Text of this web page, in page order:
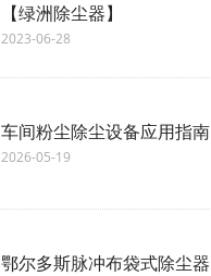
【绿洲除尘器】
2023-06-28
车间粉尘除尘设备应用指南
2026-05-19
鄂尔多斯脉冲布袋式除尘器